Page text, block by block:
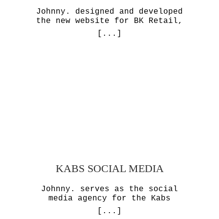
Johnny. designed and developed
the new website for BK Retail,
[...]
KABS SOCIAL MEDIA
Johnny. serves as the social
media agency for the Kabs
[...]